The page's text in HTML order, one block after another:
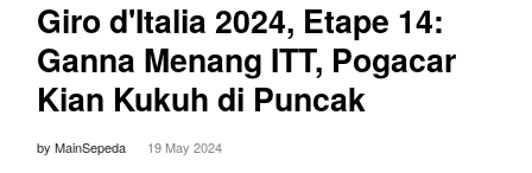
Giro d'Italia 2024, Etape 14:
Ganna Menang ITT, Pogacar
Kian Kukuh di Puncak
by MainSepeda 19 May 2024